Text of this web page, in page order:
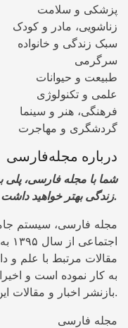
پزشکی و سلامت
زناشویی، مادر و کودک
سبک زندگی و خانواده
سرگرمی
طبیعت و حیوانات
علمی و تکنولوژی
فرهنگی، هنر و سینما
گردشگری و مهاجرت
درباره مجله‌فارسی
شما با مجله فارسی، پلی
زندگی بهتر خواهید داشت.
مجله فارسی، سیستم
مقالات مرتبط با علم و
به کار نموده است و
بازنشر اخبار و مقالات این حوزه‌ها فعالیت می کند.
مجله فارسی